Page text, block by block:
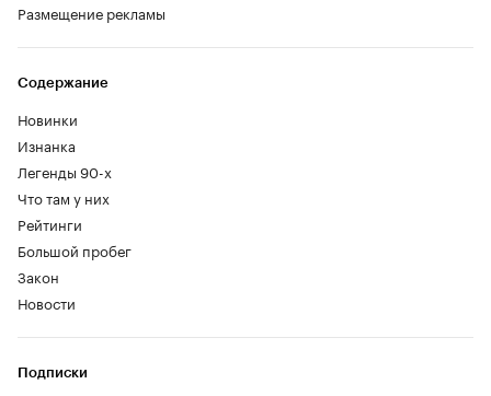
Размещение рекламы
Содержание
Новинки
Изнанка
Легенды 90-х
Что там у них
Рейтинги
Большой пробег
Закон
Новости
Подписки